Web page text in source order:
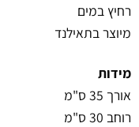
רחיץ במים
מיוצר בתאילנד
מידות
אורך 35 ס"מ
רוחב 30 ס"מ